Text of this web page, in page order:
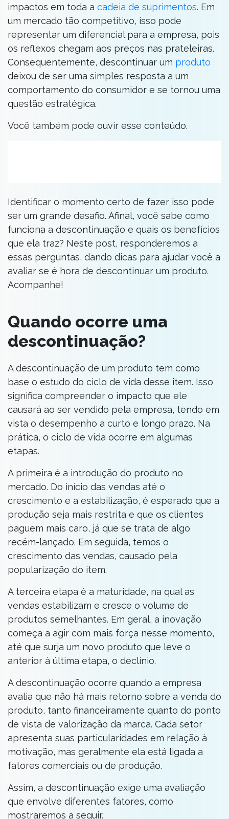
impactos em toda a cadeia de suprimentos. Em
um mercado tão competitivo, isso pode
representar um diferencial para a empresa, pois
os reflexos chegam aos preços nas prateleiras.
Consequentemente, descontinuar um produto
deixou de ser uma simples resposta a um
comportamento do consumidor e se tornou uma
questão estratégica.
Você também pode ouvir esse conteúdo.
Identificar o momento certo de fazer isso pode
ser um grande desafio. Afinal, você sabe como
funciona a descontinuação e quais os benefícios
que ela traz? Neste post, responderemos a
essas perguntas, dando dicas para ajudar você a
avaliar se é hora de descontinuar um produto.
Acompanhe!
Quando ocorre uma
descontinuação?
A descontinuação de um produto tem como
base o estudo do ciclo de vida desse item. Isso
significa compreender o impacto que ele
causará ao ser vendido pela empresa, tendo em
vista o desempenho a curto e longo prazo. Na
prática, o ciclo de vida ocorre em algumas
etapas.
A primeira é a introdução do produto no
mercado. Do início das vendas até o
crescimento e a estabilização, é esperado que a
produção seja mais restrita e que os clientes
paguem mais caro, já que se trata de algo
recém-lançado. Em seguida, temos o
crescimento das vendas, causado pela
popularização do item.
A terceira etapa é a maturidade, na qual as
vendas estabilizam e cresce o volume de
produtos semelhantes. Em geral, a inovação
começa a agir com mais força nesse momento,
até que surja um novo produto que leve o
anterior à última etapa, o declínio.
A descontinuação ocorre quando a empresa
avalia que não há mais retorno sobre a venda do
produto, tanto financeiramente quanto do ponto
de vista de valorização da marca. Cada setor
apresenta suas particularidades em relação à
motivação, mas geralmente ela está ligada a
fatores comerciais ou de produção.
Assim, a descontinuação exige uma avaliação
que envolve diferentes fatores, como
mostraremos a seguir.